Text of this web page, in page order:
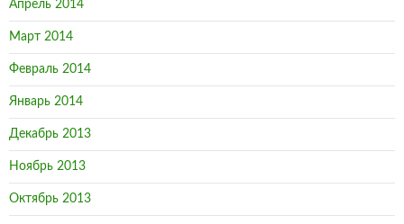
Апрель 2014
Март 2014
Февраль 2014
Январь 2014
Декабрь 2013
Ноябрь 2013
Октябрь 2013